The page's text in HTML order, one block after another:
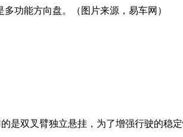
功能方向盘。（图片来源，易车网）
是双叉臂独立悬挂，为了增强行驶的稳